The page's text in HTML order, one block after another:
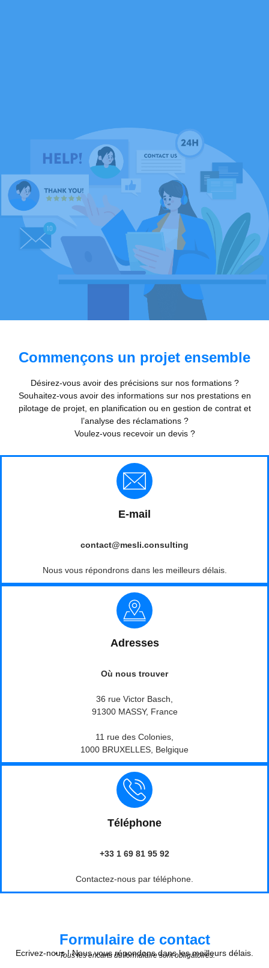
Commençons un projet ensemble
Désirez-vous avoir des précisions sur nos formations ?
Souhaitez-vous avoir des informations sur nos prestations en
pilotage de projet, en planification ou en gestion de contrat et
l’analyse des réclamations ?
Voulez-vous recevoir un devis ?
E-mail
contact@mesli.consulting
Nous vous répondrons dans les meilleurs délais.
Adresses
Où nous trouver
36 rue Victor Basch,
91300 MASSY, France
11 rue des Colonies,
1000 BRUXELLES, Belgique
Téléphone
+33 1 69 81 95 92
Contactez-nous par téléphone.
Formulaire de contact
Ecrivez-nous ! Nous vous répondons dans les meilleurs délais.
* Tous les encarts du formulaire sont obligatoires.